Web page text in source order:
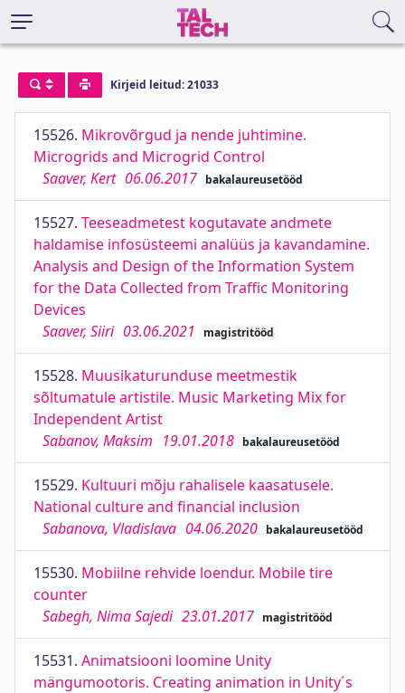
Kirjeid leitud: 21033
15526. Mikrovõrgud ja nende juhtimine.
Microgrids and Microgrid Control
Saaver, Kert 06.06.2017 bakalaureusetööd
15527. Teeseadmetest kogutavate andmete
haldamise infosüsteemi analüüs ja kavandamine.
Analysis and Design of the Information System
for the Data Collected from Traffic Monitoring
Devices
Saaver, Siiri 03.06.2021 magistritööd
15528. Muusikaturunduse meetmestik
sõltumatule artistile. Music Marketing Mix for
Independent Artist
Sabanov, Maksim 19.01.2018 bakalaureusetööd
15529. Kultuuri mõju rahalisele kaasatusele.
National culture and financial inclusion
Sabanova, Vladislava 04.06.2020 bakalaureusetööd
15530. Mobiilne rehvide loendur. Mobile tire
counter
Sabegh, Nima Sajedi 23.01.2017 magistritööd
15531. Animatsiooni loomine Unity
mängumootoris. Creating animation in Unity´s